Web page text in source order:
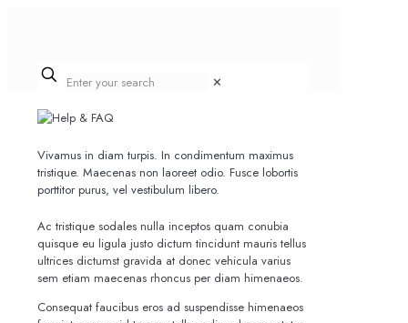
✕
Vivamus in diam turpis. In condimentum maximus
tristique. Maecenas non laoreet odio. Fusce lobortis
porttitor purus, vel vestibulum libero.
Ac tristique sodales nulla inceptos quam conubia
quisque eu ligula justo dictum tincidunt mauris tellus
ultrices dictumst gravida at donec vehicula varius
sem etiam maecenas rhoncus per diam himenaeos.
Consequat faucibus eros ad suspendisse himenaeos